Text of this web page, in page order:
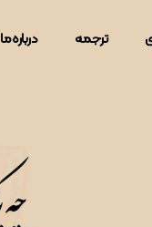
ترجمه دربار‌ه‌ما